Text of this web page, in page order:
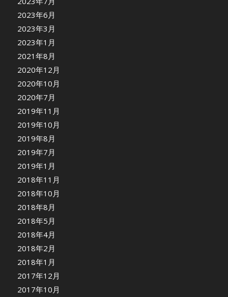
2023年6月
2023年3月
2023年1月
2021年8月
2020年12月
2020年10月
2020年7月
2019年11月
2019年10月
2019年8月
2019年7月
2019年1月
2018年11月
2018年10月
2018年8月
2018年5月
2018年4月
2018年2月
2018年1月
2017年12月
2017年10月